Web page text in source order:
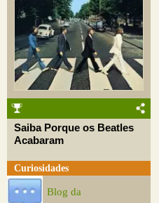
Saiba Porque os Beatles
Acabaram
Curiosidades
Blog da